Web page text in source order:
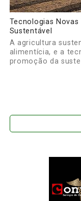
Tecnologias
Sustentável
A agricultura
alimentícia, e a
promoção da